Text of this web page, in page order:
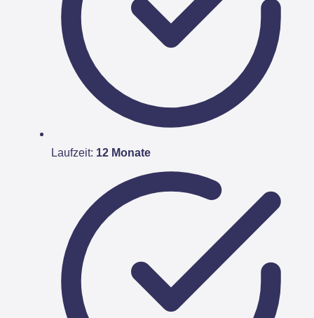
Laufzeit: 12 Monate